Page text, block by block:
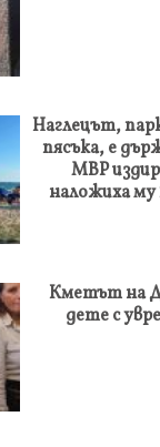
Наглецът,
пясъка, е
МВР
наложиха му
Кметът на
дете с